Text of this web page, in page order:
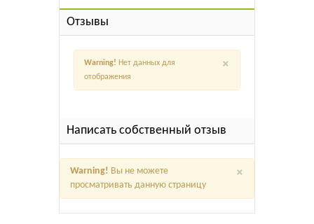
Отзывы
×
Warning! Нет данных для
отображения
Написать собственный отзыв
×
Warning! Вы не можете
просматривать данную страницу